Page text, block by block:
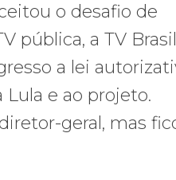
o desafio de
pública, a TV
a lei
e ao projeto.
geral, mas